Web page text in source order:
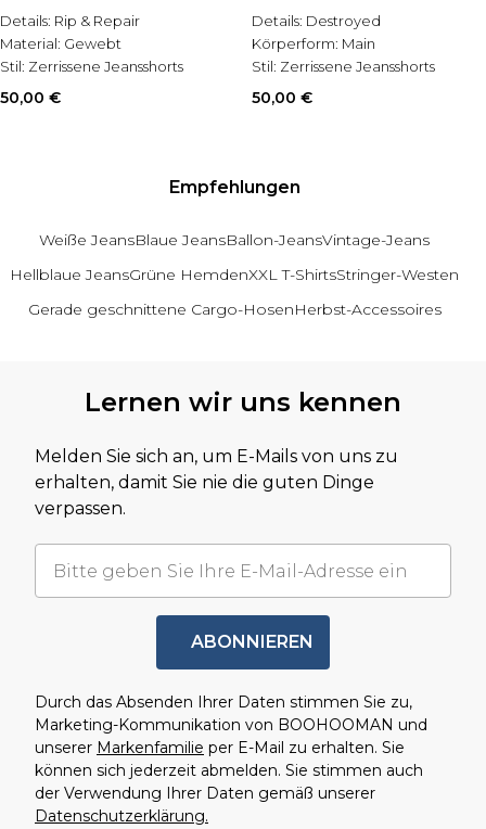
Shorts
Details: Rip & Repair
Material: Gewebt
Stil: Zerrissene Jeansshorts
50,00 €
Details: Destroyed
Körperform: Main
Stil: Zerrissene Jeansshorts
50,00 €
Empfehlungen
Weiße JeansBlaue JeansBallon-JeansVintage-Jeans
Hellblaue JeansGrüne HemdenXXL T-ShirtsStringer-Westen
Gerade geschnittene Cargo-HosenHerbst-Accessoires
Lernen wir uns kennen
Melden Sie sich an, um E-Mails von uns zu
erhalten, damit Sie nie die guten Dinge
verpassen.
ABONNIEREN
Durch das Absenden Ihrer Daten stimmen Sie zu,
Marketing-Kommunikation von BOOHOOMAN und
unserer Markenfamilie per E-Mail zu erhalten. Sie
können sich jederzeit abmelden. Sie stimmen auch
der Verwendung Ihrer Daten gemäß unserer
Datenschutzerklärung.